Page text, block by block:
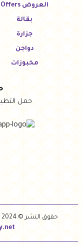
العروض Offers
بقالة
جزارة
دواجن
مخبوزات
حمل
حقوق النشر © Healthy & Tasty، 2024. جميع الحقوق محفوظة.